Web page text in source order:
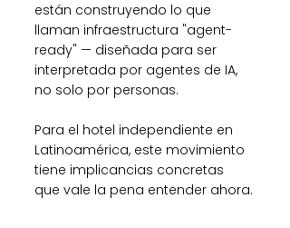
están construyendo lo que
llaman infraestructura "agent-
ready" — diseñada para ser
interpretada por agentes de IA,
no solo por personas.
Para el hotel independiente en
Latinoamérica, este movimiento
tiene implicancias concretas
que vale la pena entender ahora.